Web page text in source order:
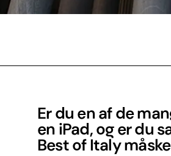
Er du en af de
en iPad, og er du
Best of Italy